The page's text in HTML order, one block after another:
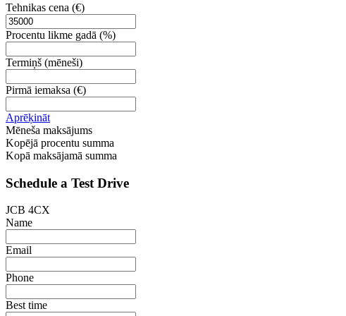
Tehnikas cena (€)
Procentu likme gadā (%)
Termiņš (mēneši)
Pirmā iemaksa (€)
Aprēķināt
Mēneša maksājums
Kopējā procentu summa
Kopā maksājamā summa
Schedule a Test Drive
JCB 4CX
Name
Email
Phone
Best time